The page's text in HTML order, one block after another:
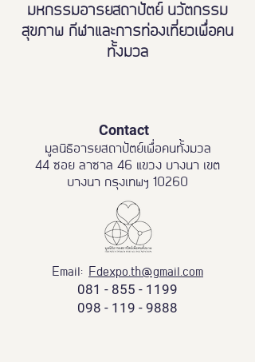
มหกรรมอารยสถาปัตย์ นวัตกรรม
สุขภาพ กีฬาและการท่องเที่ยวเพื่อคน
ทั้งมวล
Contact
มูลนิธิอารยสถาปัตย์เพื่อคนทั้งมวล
44 ซอย ลาซาล 46 แขวง บางนา เขต
บางนา กรุงเทพฯ 10260
Email: Fdexpo.th@gmail.com
081 - 855 - 1199
098 - 119 - 9888